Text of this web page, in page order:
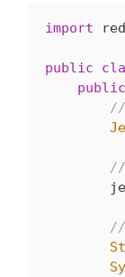
import
public
public
//
//
//